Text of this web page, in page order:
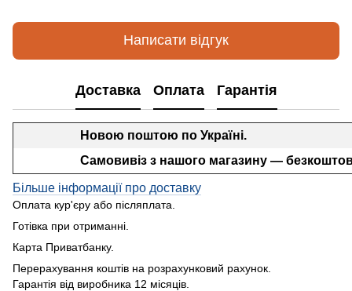
Написати відгук
Доставка Оплата Гарантія
Новою поштою по Україні.
Самовивіз з нашого магазину —
Більше інформації про доставку
Оплата кур'єру або післяплата.
Готівка при отриманні.
Карта Приватбанку.
Перерахування коштів на розрахунковий рахунок.
Гарантія від виробника 12 місяців.